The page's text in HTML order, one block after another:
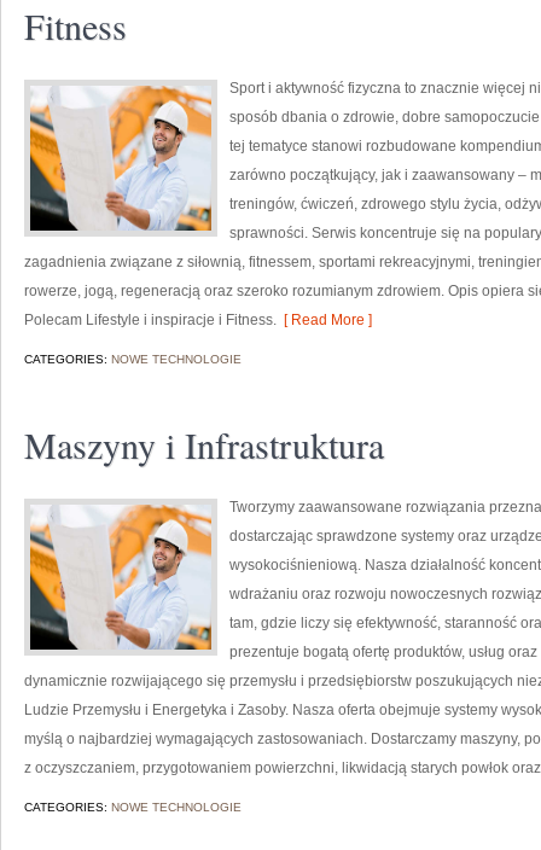
Fitness
Sport i aktywność fizyczna to znacznie więcej
sposób dbania o zdrowie, dobre
tej tematyce stanowi rozbudowane
zarówno początkujący, jak i zaawansowany –
treningów, ćwiczeń, zdrowego stylu życia,
sprawności. Serwis koncentruje się na
zagadnienia związane z siłownią, fitnessem, sportami rekreacyjnymi,
rowerze, jogą, regeneracją oraz szeroko rozumianym zdrowiem. Opis opiera
Polecam Lifestyle i inspiracje i Fitness. [ Read More ]
CATEGORIES: NOWE TECHNOLOGIE
Maszyny i Infrastruktura
Tworzymy zaawansowane rozwiązania
dostarczając sprawdzone systemy oraz
wysokociśnieniową. Nasza działalność
wdrażaniu oraz rozwoju nowoczesnych
tam, gdzie liczy się efektywność, staranność
prezentuje bogatą ofertę produktów, usług
dynamicznie rozwijającego się przemysłu i przedsiębiorstw poszukujących
Ludzie Przemysłu i Energetyka i Zasoby. Nasza oferta obejmuje systemy
myślą o najbardziej wymagających zastosowaniach. Dostarczamy maszyny,
z oczyszczaniem, przygotowaniem powierzchni, likwidacją starych powłok
CATEGORIES: NOWE TECHNOLOGIE